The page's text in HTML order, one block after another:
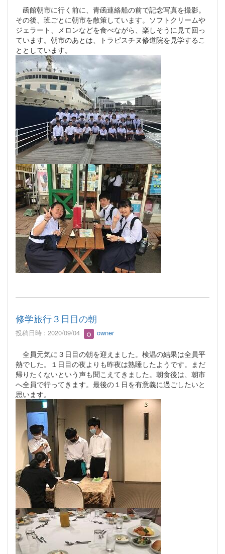
函館朝市に行く前に、青函連絡船の前で記念写真を撮影。
その後、班ごとに朝市を散策しています。ソフトクリームや
ジェラート、メロンなどを食べながら、楽しそうに見て回っ
ています。朝市のあとは、トラピスチヌ修道院を見学するこ
ととしています。
修学旅行３日目の朝
投稿日時 : 2020/09/04 owner
全員元気に３日目の朝を迎えました。検温の結果は全員平
熱でした。１日目の夜よりも昨夜は熟睡したようです。まだ
帰りたくないという声も聞こえてきました。朝食後は、朝市
へ全員で行ってきます。最後の１日を有意義に過ごしたいと
思います。